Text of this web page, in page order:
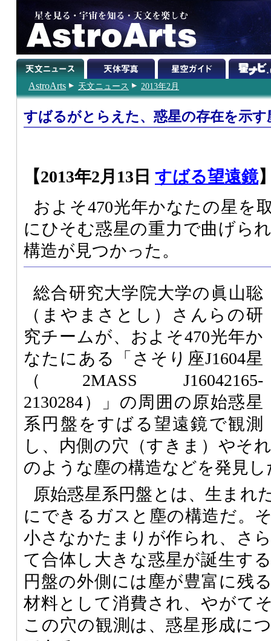
AstroArts 天文ニュース 2013年2月
すばるがとらえた、惑星の存在を示す
【2013年2月13日 すばる望遠鏡
およそ470光年かなたの星を
にひそむ惑星の重力で曲げら
構造が見つかった。
総合研究大学院大学の眞山聡
（まやまさとし）さんらの研
究チームが、およそ470光年か
なたにある「さそり座J1604星
（2MASS J16042165-
2130284）」の周囲の原始惑星
系円盤をすばる望遠鏡で観測
し、内側の穴（すきま）やそ
のような塵の構造などを発見し
原始惑星系円盤とは、生まれ
にできるガスと塵の構造だ。
小さなかたまりが作られ、さ
て合体し大きな惑星が誕生す
円盤の外側には塵が豊富に残
材料として消費され、やがて
この穴の観測は、惑星形成に